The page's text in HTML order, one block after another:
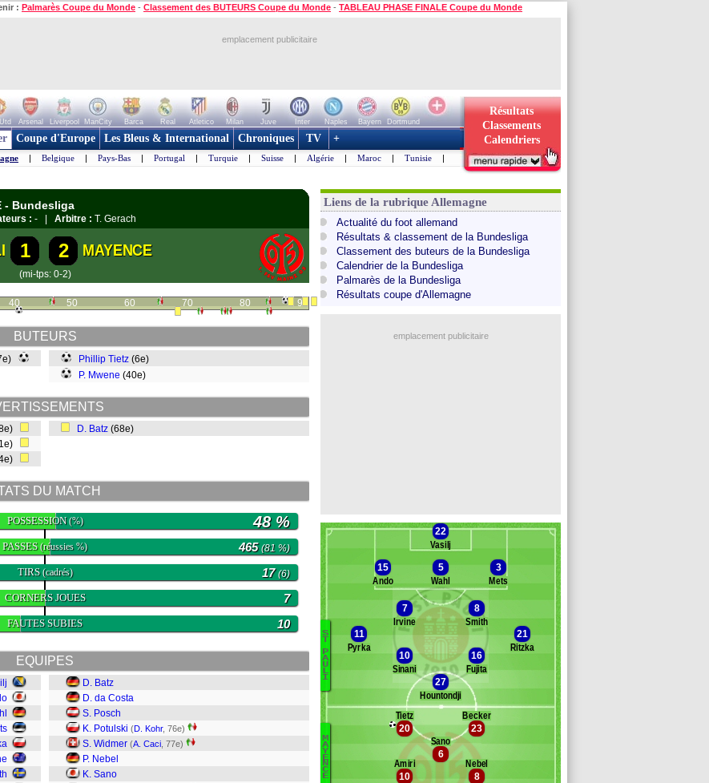
: Palmarès Coupe du Monde - Classement des BUTEURS Coupe du Monde - TABLEAU PHASE FINALE Coupe du Monde
emplacement publicitaire
Arsenal Liverpool ManCity Barca Real Atletico Milan Juve Inter Naples Bayern
Dortmund
Résultats
Classements
Calendriers
Coupe d'Europe Les Bleus & International Chroniques TV +
| Belgique | Pays-Bas | Portugal | Turquie | Suisse | Algérie | Maroc | Tunisie |
- Bundesliga
: - | Arbitre : T. Gerach
1 2 MAYENCE
(mi-tps: 0-2)
40 50 60 70 80 90
BUTEURS
Phillip Tietz (6e)
P. Mwene (40e)
D. Batz (68e)
DU MATCH
POSSESSION(%) 48 %
PASSES(réussies %) 465(81 %)
TIRS(cadrés) 17(6)
CORNERS JOUES 7
FAUTES SUBIES 10
EQUIPES
D. Batz
D. da Costa
S. Posch
K. Potulski (D. Kohr, 76e)
S. Widmer (A. Caci , 77e)
P. Nebel
K. Sano
Liens de la rubrique Allemagne
Actualité du foot allemand
Résultats & classement de la Bundesliga
Classement des buteurs de la Bundesliga
Calendrier de la Bundesliga
Palmarès de la Bundesliga
Résultats coupe d'Allemagne
emplacement publicitaire
Banc des remplaçantsSt Pauli
Ceesay
Oppie
Kaars
Nemeth
S
T
P
A
U
L
I
Banc des remplaçantsMayence
Veratschnig
M
A
Y
E
N
C
E
22
Vasilj
15
Ando
5
Wahl
3
Mets
7
Irvine
8
Smith
11
Pyrka
21
Ritzka
10
Sinani
16
Fujita
27
Hountondji
8
Nebel
10
Amiri
6
Sano
23
Becker
20
Tietz